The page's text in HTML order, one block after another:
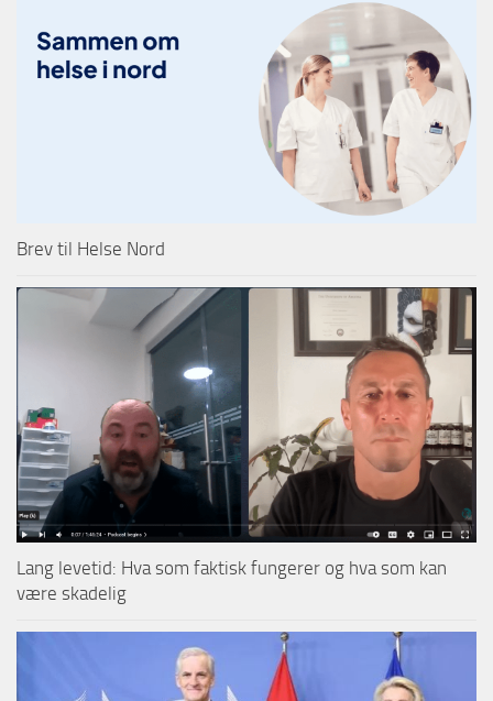
Brev til Helse Nord
Lang levetid: Hva som faktisk fungerer og hva som kan
være skadelig